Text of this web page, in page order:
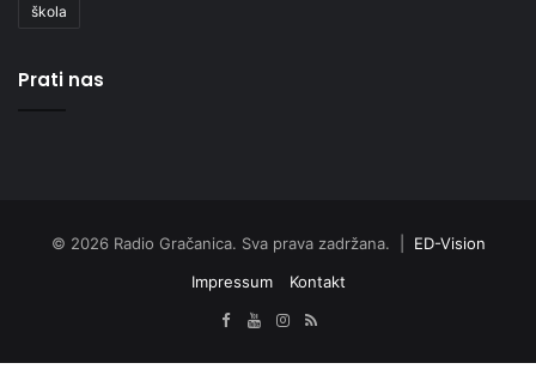
škola
Prati nas
© 2026 Radio Gračanica. Sva prava zadržana. | ED-Vision
Impressum
Kontakt